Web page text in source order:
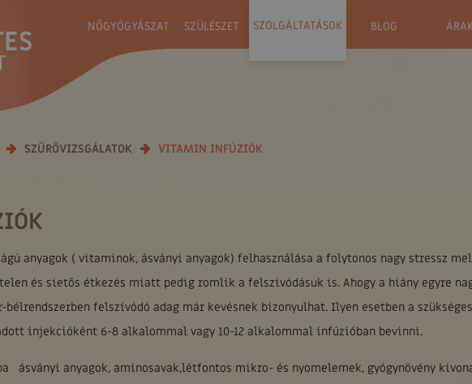
NŐGYÓGYÁSZAT SZÜLÉSZET SZOLGÁLTATÁSOK BLOG
SZŰRŐVIZSGÁLATOK VITAMIN INFÚZIÓK
anyagok ( vitaminok, ásványi anyagok) felhasználása a folytonos nagy stressz
és sietős étkezés miatt pedig romlik a felszívódásuk is. Ahogy a hiány egyre
bélrendszerben felszívódó adag már kevésnek bizonyulhat. Ilyen esetben a szükséges
injekcióként 6-8 alkalommal vagy 10-12 alkalommal infúzióban bevinni.
ásványi anyagok, aminosavak,létfontos mikro- és nyomelemek, gyógynövény